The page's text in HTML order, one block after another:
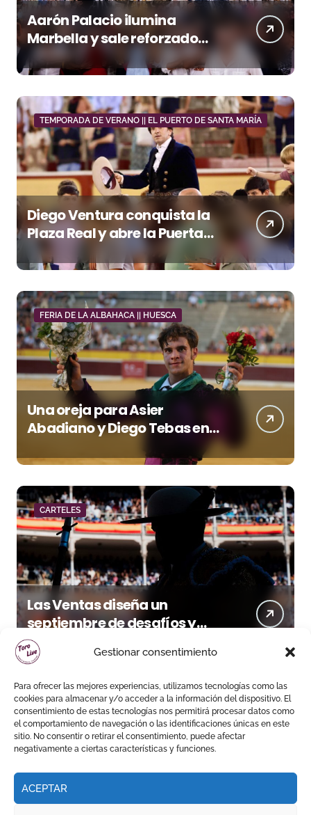
Gestionar consentimiento
Para ofrecer las mejores experiencias, utilizamos tecnologías como las
cookies para almacenar y/o acceder a la información del dispositivo. El
consentimiento de estas tecnologías nos permitirá procesar datos como
el comportamiento de navegación o las identificaciones únicas en este
sitio. No consentir o retirar el consentimiento, puede afectar
negativamente a ciertas características y funciones.
ACEPTAR
Aarón Palacio ilumina
Marbella y sale reforzado
junto a Manzanares y
Morante
TEMPORADA DE VERANO || EL PUERTO DE SANTA MARÍA
Diego Ventura conquista la
Plaza Real y abre la Puerta
Grande en El Puerto
FERIA DE LA ALBAHACA || HUESCA
Una oreja para Asier
Abadiano y Diego Tebas en
una apertura de la Albahaca
marcada por el buen juego
de Los Maños
CARTELES
Las Ventas diseña un
septiembre de desafíos y
variedad ganadera